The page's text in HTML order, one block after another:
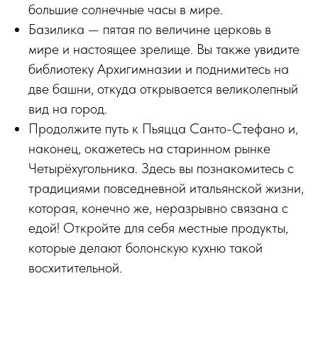
большие солнечные часы в мире.
Базилика — пятая по величине церковь в
мире и настоящее зрелище. Вы также увидите
библиотеку Архигимназии и поднимитесь на
две башни, откуда открывается великолепный
вид на город.
Продолжите путь к Пьяцца Санто-Стефано и,
наконец, окажетесь на старинном рынке
Четырёхугольника. Здесь вы познакомитесь с
традициями повседневной итальянской жизни,
которая, конечно же, неразрывно связана с
едой! Откройте для себя местные продукты,
которые делают болонскую кухню такой
восхитительной.